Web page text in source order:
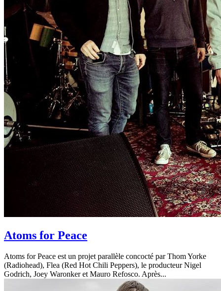
Atoms for Peace
Atoms for Peace est un projet parallèle concocté par Thom Yorke
(Radiohead), Flea (Red Hot Chili Peppers), le producteur Nigel
Godrich, Joey Waronker et Mauro Refosco. Après...